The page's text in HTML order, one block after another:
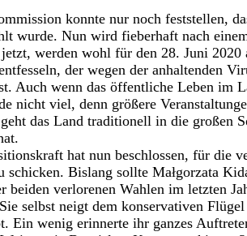
konnte nur noch feststellen,
wurde. Nun wird fieberhaft nach
werden wohl für den 28. Juni
der wegen der anhaltenden
Auch wenn das öffentliche Leben im
nicht viel, denn größere
das Land traditionell in die großen
hat nun beschlossen, für die
schicken. Bislang sollte Małgorzata
beiden verlorenen Wahlen im letzten
selbst neigt dem konservativen
Ein wenig erinnerte ihr ganzes